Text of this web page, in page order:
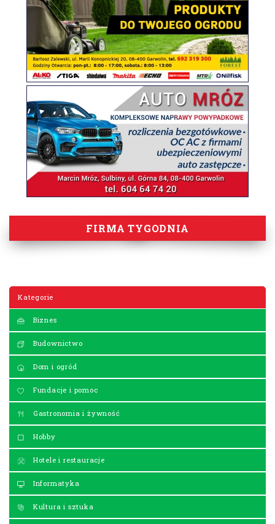
FIRMA TYGODNIA
Kategorie
Biznes
Budownictwo
Dom i ogród
Fundacje i pomoc
Gastronomia i żywność
Hobby
Hotele i restauracje
Informatyka
Kultura i sztuka